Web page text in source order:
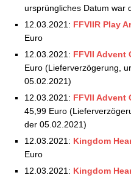
ursprüngliches Datum war
12.03.2021: FFVIIR Play
Euro
12.03.2021: FFVII Advent
Euro (Lieferverzögerung,
05.02.2021)
12.03.2021: FFVII Advent
45,99 Euro
der 05.02.2021)
12.03.2021: Kingdom
Euro
12.03.2021: Kingdom